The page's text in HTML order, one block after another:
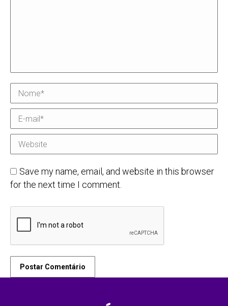
Nome *
E-mail *
Website
Save my name, email, and website in this browser
for the next time I comment.
Postar Comentário